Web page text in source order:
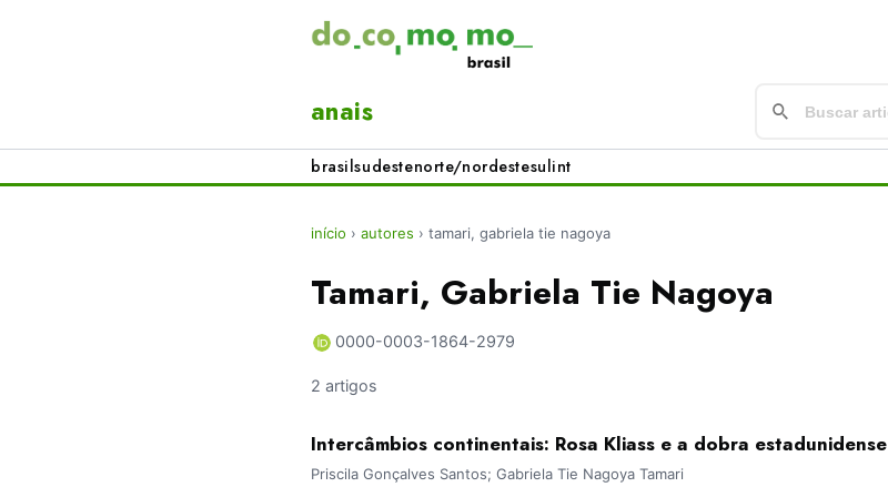
anais
brasilsudestenorte/nordestesulint
início › autores › tamari, gabriela tie nagoya
Tamari, Gabriela Tie Nagoya
0000-0003-1864-2979
2 artigos
Intercâmbios continentais: Rosa Kliass e a dobra estadunidense
Priscila Gonçalves Santos; Gabriela Tie Nagoya Tamari